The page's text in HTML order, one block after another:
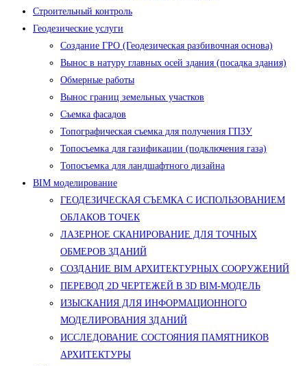
Строительный контроль
Геодезические услуги
Создание ГРО (Геодезическая разбивочная основа)
Вынос в натуру главных осей здания (посадка здания)
Обмерные работы
Вынос границ земельных участков
Съемка фасадов
Топографическая съемка для получения ГПЗУ
Топосъемка для газификации (подключения газа)
Топосъемка для ландшафтного дизайна
BIM моделирование
ГЕОДЕЗИЧЕСКАЯ СЪЕМКА С ИСПОЛЬЗОВАНИЕМ
ОБЛАКОВ ТОЧЕК
ЛАЗЕРНОЕ СКАНИРОВАНИЕ ДЛЯ ТОЧНЫХ
ОБМЕРОВ ЗДАНИЙ
СОЗДАНИЕ BIM АРХИТЕКТУРНЫХ СООРУЖЕНИЙ
ПЕРЕВОД 2D ЧЕРТЕЖЕЙ В 3D BIM-МОДЕЛЬ
ИЗЫСКАНИЯ ДЛЯ ИНФОРМАЦИОННОГО
МОДЕЛИРОВАНИЯ ЗДАНИЙ
ИССЛЕДОВАНИЕ СОСТОЯНИЯ ПАМЯТНИКОВ
АРХИТЕКТУРЫ